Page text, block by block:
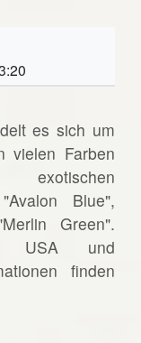
es sich um
vielen Farben
Blue",
Green".
USA und
finden